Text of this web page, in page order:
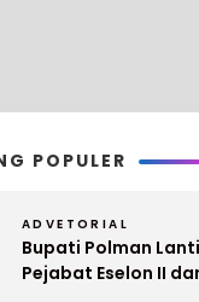
POPULER
ADVETORIAL
Bupati Polman
Pejabat Eselon II